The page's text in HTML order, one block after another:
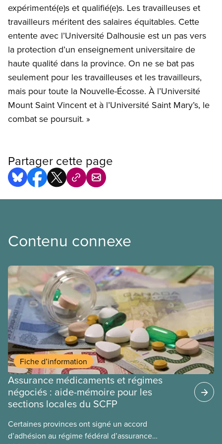
expérimenté(e)s et qualifié(e)s. Les travailleuses et
travailleurs méritent des salaires équitables. Cette
entente avec l’Université Dalhousie est un pas vers
la protection d’un enseignement universitaire de
haute qualité dans la province. On ne se bat pas
seulement pour les travailleuses et les travailleurs,
mais pour toute la Nouvelle-Écosse. À l’Université
Mount Saint Vincent et à l’Université Saint Mary’s, le
combat se poursuit. »
Partager cette page
Contenu connexe
Fiche d’information
Assurance médicaments et régimes
négociés : aide-mémoire pour les
sections locales du SCFP
Certaines provinces ont signé un accord
d’adhésion au régime fédéral d’assurance